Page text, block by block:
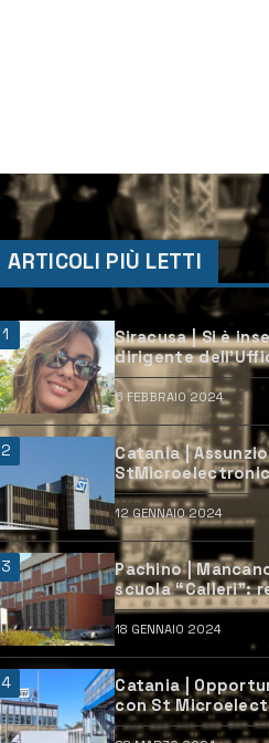
ARTICOLI PIÙ LETTI
1
Siracusa | Si è
dirigente
6 FEBBRAIO 2024
2
Catania |
aperte e come
12 GENNAIO 2024
3
Pachino |
scuola “Calleri”:
candidarsi
18 GENNAIO 2024
4
Catania |
con St
centinaia di